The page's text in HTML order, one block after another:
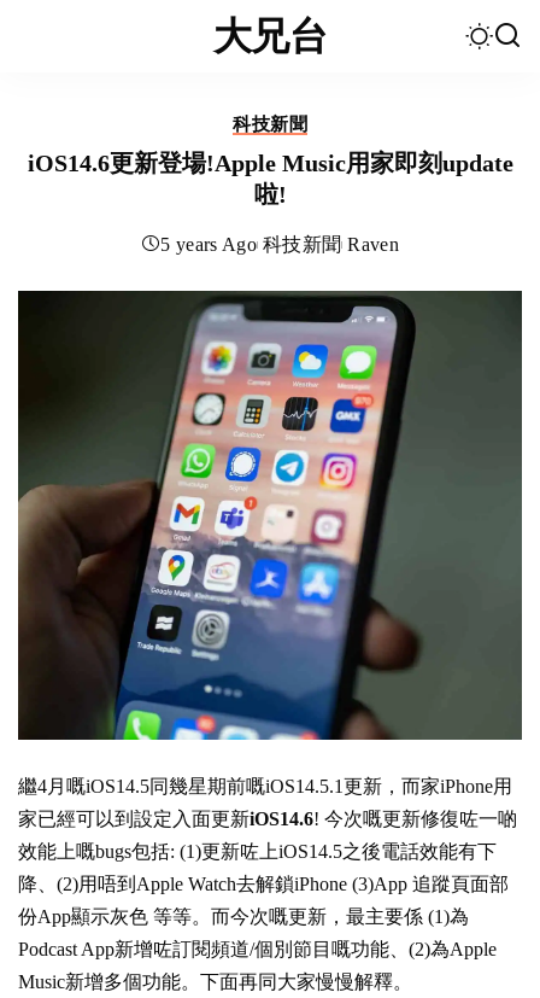
大兄台
科技新聞
iOS14.6更新登場!Apple Music用家即刻update
啦!
5 years Ago 科技新聞
by
Raven
繼4月嘅iOS14.5同幾星期前嘅iOS14.5.1更新，而家iPhone用
家已經可以到設定入面更新iOS14.6! 今次嘅更新修復咗一啲
效能上嘅bugs包括: (1)更新咗上iOS14.5之後電話效能有下
降、(2)用唔到Apple Watch去解鎖iPhone (3)App 追蹤頁面部
份App顯示灰色 等等。而今次嘅更新，最主要係 (1)為
Podcast App新增咗訂閱頻道/個別節目嘅功能、(2)為Apple
Music新增多個功能。下面再同大家慢慢解釋。